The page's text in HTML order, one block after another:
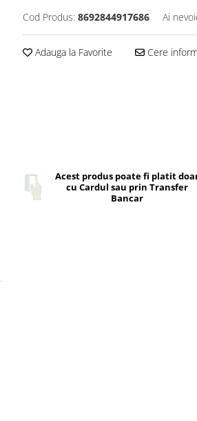
Cod Produs: 8692844917686 Ai
Adauga la Favorite Cere
Acest produs poate fi platit
cu Cardul sau prin Transfer
Bancar